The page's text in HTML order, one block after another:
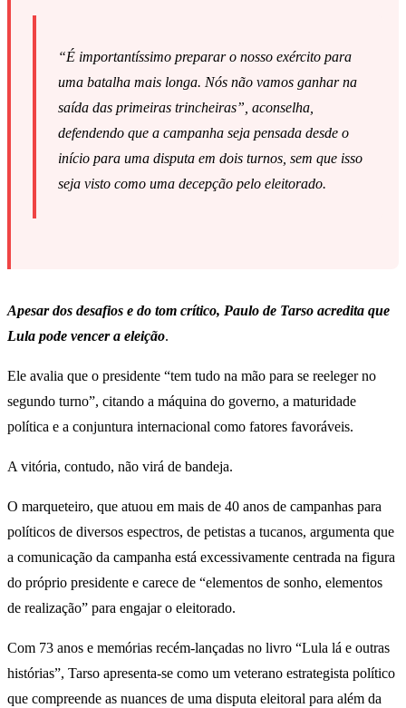
“É importantíssimo preparar o nosso exército para
uma batalha mais longa. Nós não vamos ganhar na
saída das primeiras trincheiras”, aconselha,
defendendo que a campanha seja pensada desde o
início para uma disputa em dois turnos, sem que isso
seja visto como uma decepção pelo eleitorado.
Apesar dos desafios e do tom crítico, Paulo de Tarso acredita que
Lula pode vencer a eleição.
Ele avalia que o presidente “tem tudo na mão para se reeleger no
segundo turno”, citando a máquina do governo, a maturidade
política e a conjuntura internacional como fatores favoráveis.
A vitória, contudo, não virá de bandeja.
O marqueteiro, que atuou em mais de 40 anos de campanhas para
políticos de diversos espectros, de petistas a tucanos, argumenta que
a comunicação da campanha está excessivamente centrada na figura
do próprio presidente e carece de “elementos de sonho, elementos
de realização” para engajar o eleitorado.
Com 73 anos e memórias recém-lançadas no livro “Lula lá e outras
histórias”, Tarso apresenta-se como um veterano estrategista político
que compreende as nuances de uma disputa eleitoral para além da